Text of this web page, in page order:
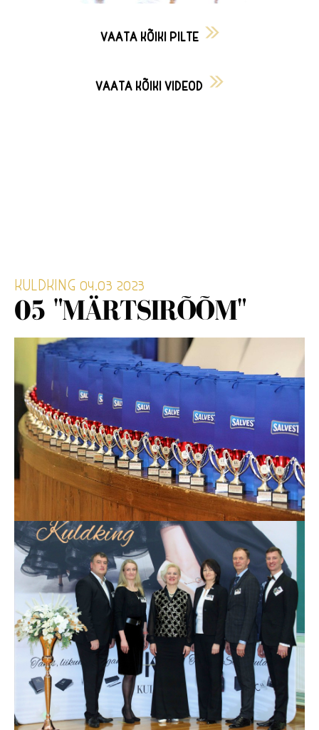
VAATA KÕIKI PILTE
VAATA KÕIKI VIDEOD
KULDKING 04.03 2023
05 "MÄRTSIRÕÕM"